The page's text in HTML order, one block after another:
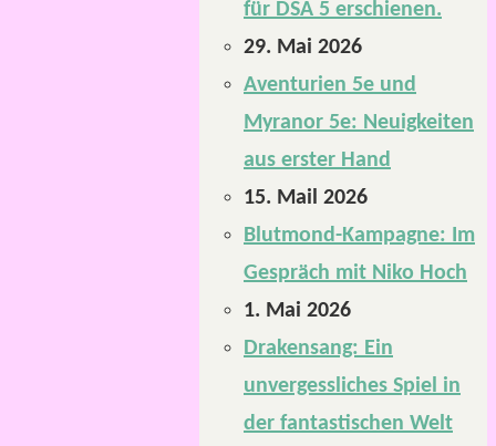
für DSA 5 erschienen.
29. Mai 2026
Aventurien 5e und
Myranor 5e: Neuigkeiten
aus erster Hand
15. Mail 2026
Blutmond-Kampagne: Im
Gespräch mit Niko Hoch
1. Mai 2026
Drakensang: Ein
unvergessliches Spiel in
der fantastischen Welt